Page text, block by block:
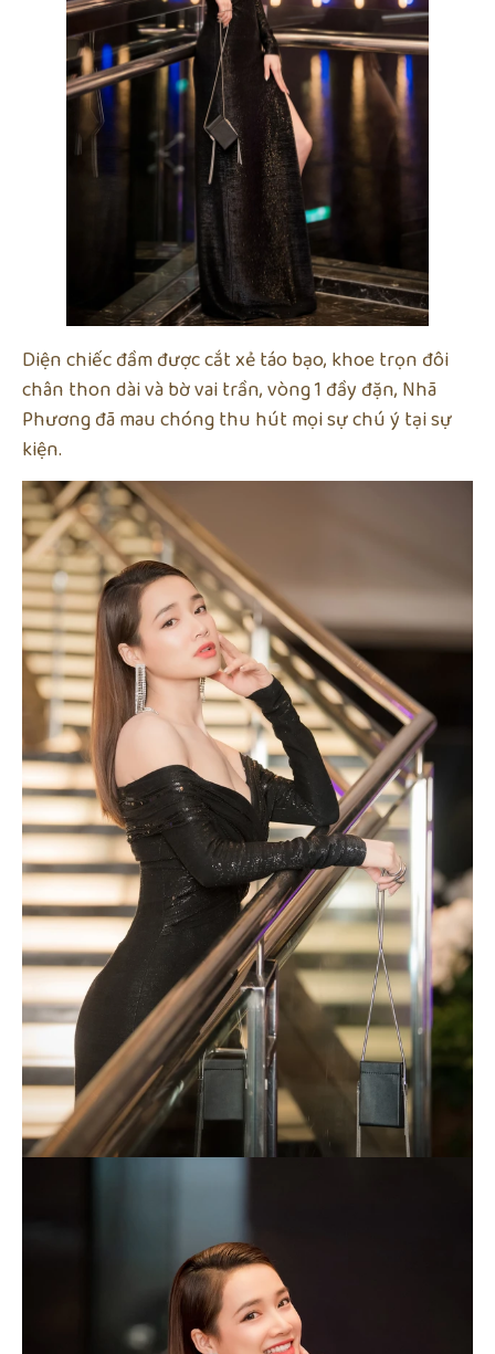
Diện chiếc đầm được cắt xẻ táo bạo, khoe trọn đôi
chân thon dài và bờ vai trần, vòng 1 đầy đặn, Nhã
Phương đã mau chóng thu hút mọi sự chú ý tại sự
kiện.